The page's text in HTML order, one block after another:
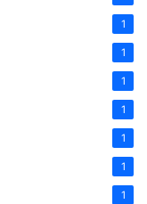
1
1
1
1
1
1
1